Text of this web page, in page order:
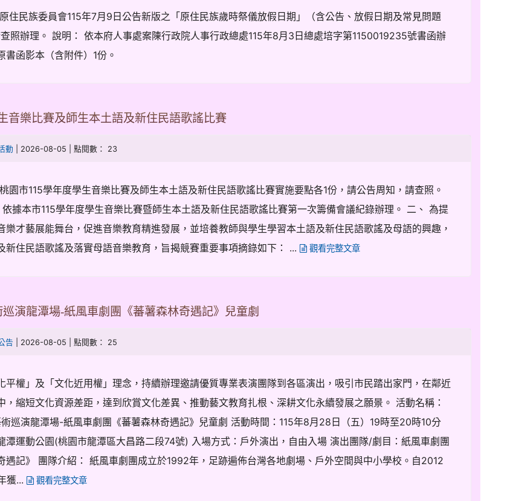
住民族委員會115年7月9日公告新版之「原住民族歲時祭儀放假日期」（含公告、放假日期及常見問題
照辦理。 說明： 依本府人事處案陳行政院人事行政總處115年8月3日總處培字第1150019235號書函辦
書函影本（含附件）1份。
音樂比賽及師生本土語及新住民語歌謠比賽
動 | 2026-08-05 | 點閱數： 23
園市115學年度學生音樂比賽及師生本土語及新住民語歌謠比賽實施要點各1份，請公告周知，請查照。
據本市115學年度學生音樂比賽暨師生本土語及新住民語歌謠比賽第一次籌備會議紀錄辦理。 二、 為提
樂才藝展能舞台，促進音樂教育精進發展，並培養教師與學生學習本土語及新住民語歌謠及母語的興趣，
新住民語歌謠及落實母語音樂教育，旨揭競賽重要事項摘錄如下： ...
觀看完整文章
巡演龍潭場-紙風車劇團《蕃薯森林奇遇記》兒童劇
告 | 2026-08-05 | 點閱數： 25
平權」及「文化近用權」理念，持續辦理邀請優質專業表演團隊到各區演出，吸引市民踏出家門，在鄰近
，縮短文化資源差距，達到欣賞文化差異、推動藝文教育扎根、深耕文化永續發展之願景。 活動名稱：
巡演龍潭場-紙風車劇團《蕃薯森林奇遇記》兒童劇 活動時間：115年8月28日（五）19時至20時10分
潭運動公園(桃園市龍潭區大昌路二段74號) 入場方式：戶外演出，自由入場 演出團隊/劇目：紙風車劇團
遇記》 團隊介紹： 紙風車劇團成立於1992年，足跡遍佈台灣各地劇場、戶外空間與中小學校。自2012
獲...
觀看完整文章